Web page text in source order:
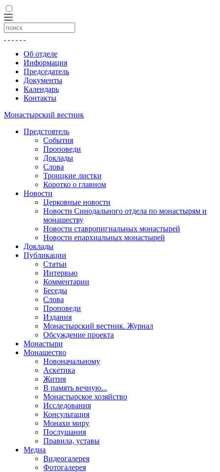
Об отделе
Информация
Председатель
Документы
Календарь
Контакты
Монастырский вестник
Предстоятель
События
Проповеди
Доклады
Слова
Троицкие листки
Коротко о главном
Новости
Церковные новости
Новости Синодального отдела по монастырям и
монашеству
Новости ставропигиальных монастырей
Новости епархиальных монастырей
Доклады
Публикации
Статьи
Интервью
Комментарии
Беседы
Слова
Проповеди
Издания
Монастырский вестник. Журнал
Обсуждение проекта
Монастыри
Монашество
Новоначальному
Аскетика
Жития
В память вечную...
Монастырское хозяйство
Исследования
Консультация
Монахи миру
Послушания
Правила, уставы
Медиа
Видеогалерея
Фотогалерея